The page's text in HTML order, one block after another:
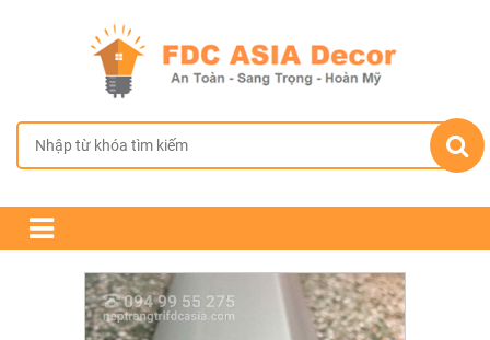
TRANG CHỦ
GIỚI THIỆU
CHÍNH SÁCH BÁN HÀNG
LIÊN HỆ